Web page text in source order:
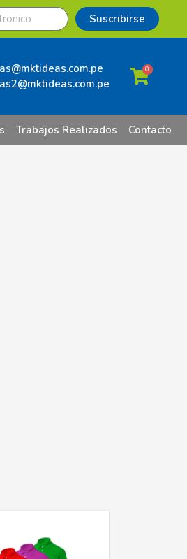
Suscribirse
0
Trabajos Realizados Contacto